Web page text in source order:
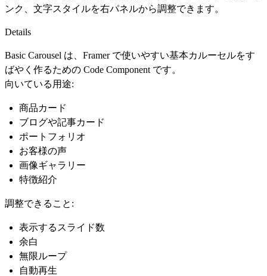
ンク、文字スタイルを右パネルから調整できます。
Details
Basic Carousel は、Framer で使いやすい基本カルーセルをす
ばやく作るための Code Component です。
向いている用途:
商品カード
ブログや記事カード
ポートフォリオ
お客様の声
画像ギャラリー
特徴紹介
調整できること:
表示するスライド数
余白
無限ループ
自動再生